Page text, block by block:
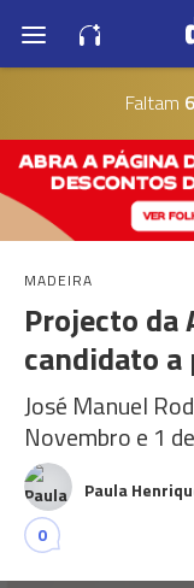
Faltam
MADEIRA
Projecto da
candidato
José Manuel
Novembro e 1
Paula
0